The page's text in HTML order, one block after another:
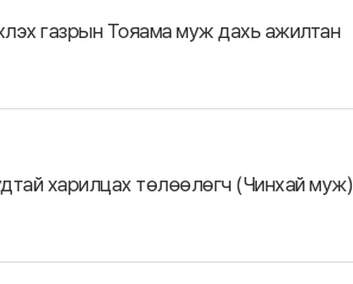
газрын Тояама муж дахь ажилтан
харилцах төлөөлөгч (Чинхай муж)